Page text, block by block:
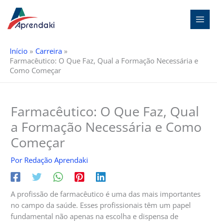
para
Início
Carreira
Farmacêutico: O Que Faz, Qual a Formação Necessária e
Como Começar
Farmacêutico: O Que Faz, Qual
a Formação Necessária e Como
Começar
Por Redação Aprendaki
A profissão de farmacêutico é uma das mais importantes
no campo da saúde. Esses profissionais têm um papel
fundamental não apenas na escolha e dispensa de